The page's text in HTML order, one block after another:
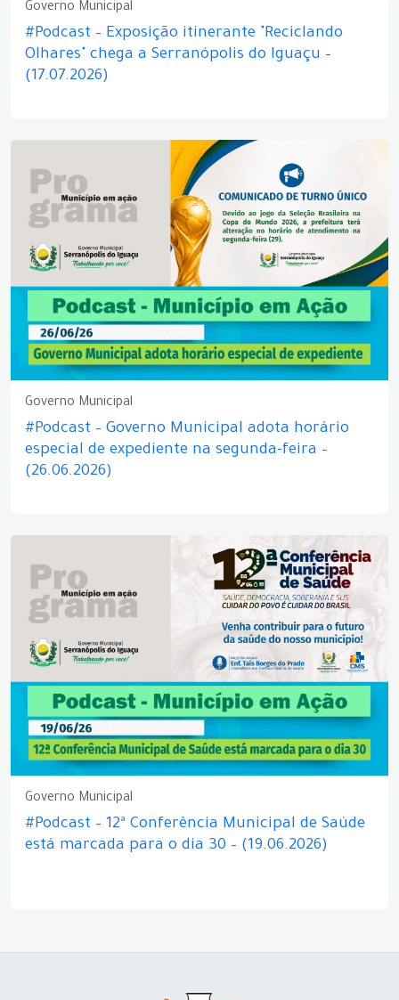
Governo Municipal
#Podcast – Exposição itinerante "Reciclando
Olhares" chega a Serranópolis do Iguaçu –
(17.07.2026)
Governo Municipal
#Podcast – Governo Municipal adota horário
especial de expediente na segunda-feira –
(26.06.2026)
Governo Municipal
#Podcast – 12ª Conferência Municipal de Saúde
está marcada para o dia 30 – (19.06.2026)